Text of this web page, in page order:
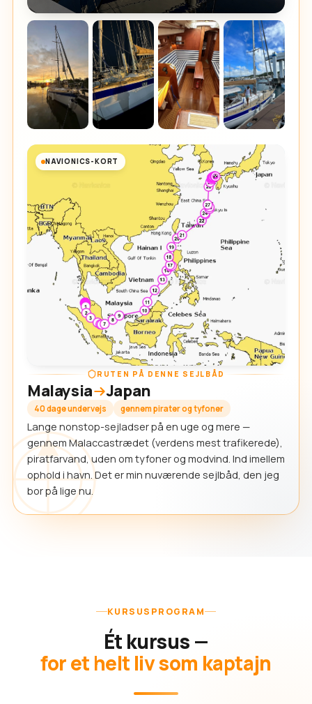
NAVIONICS-KORT
RUTEN PÅ DENNE SEJLBÅD
Malaysia Japan
40 dage undervejs gennem pirater og tyfoner
Lange nonstop-sejladser på en uge og mere —
gennem Malaccastrædet (verdens mest trafikerede),
piratfarvand, uden om tyfoner og modvind. Ind imellem
ophold i havn. Det er min nuværende sejlbåd, den jeg
bor på lige nu.
KURSUSPROGRAM
Ét kursus —
for et helt liv som kaptajn